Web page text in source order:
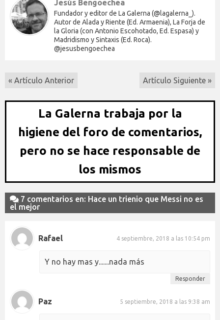
Jesús Bengoechea
Fundador y editor de La Galerna (@lagalerna_).
Autor de Alada y Riente (Ed. Armaenia), La Forja de
la Gloria (con Antonio Escohotado, Ed. Espasa) y
Madridismo y Sintaxis (Ed. Roca).
@jesusbengoechea
« Artículo Anterior Artículo Siguiente »
La Galerna trabaja por la
higiene del foro de comentarios,
pero no se hace responsable de
los mismos
7 comentarios en: Hace un trienio que Messi no es
el mejor
Rafael 4 septiembre, 2018 a las 10:54 pm
Y no hay mas y.......nada más
Responder
Paz 5 septiembre, 2018 a las 9:38 am